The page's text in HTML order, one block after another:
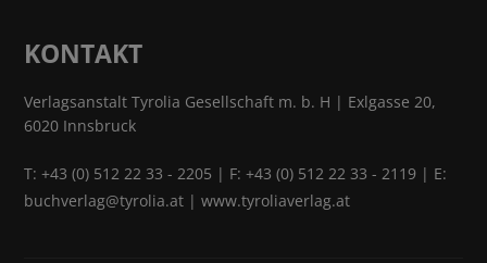
KONTAKT
Verlagsanstalt Tyrolia Gesellschaft m. b. H | Exlgasse 20,
6020 Innsbruck
T:+43 (0) 512 22 33 - 2205 | F: +43 (0) 512 22 33 - 2119 | E:
buchverlag@tyrolia.at |www.tyroliaverlag.at